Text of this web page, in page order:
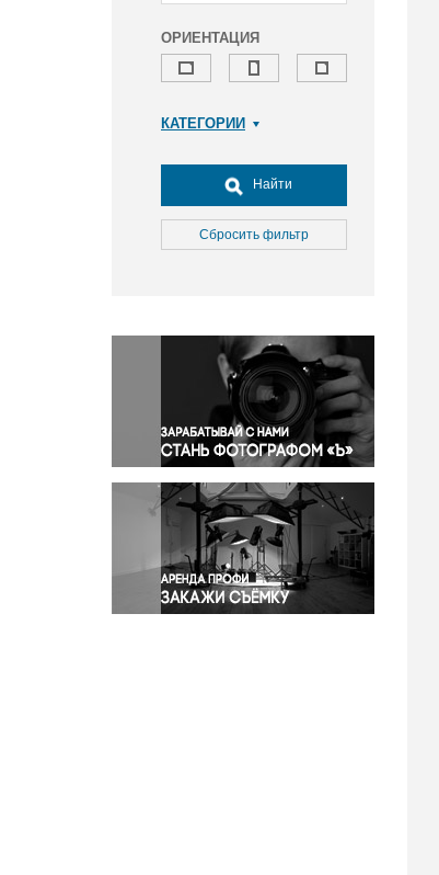
ОРИЕНТАЦИЯ
КАТЕГОРИИ
Досуг, туризм и отдых
Культура
Медицина
Окружающая среда
Политика
Правосудие
Происшествия и конфликты
Религия
Светская жизнь
Спорт
Экология
Экономика и бизнес
Найти
Сбросить фильтр